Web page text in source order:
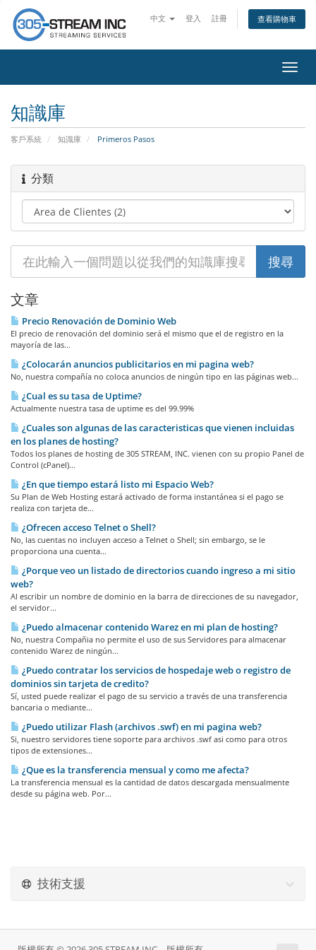
中文 登入 註冊 查看購物車
切
換
知識庫
客戶系統 知識庫 Primeros Pasos
分類
文章
Precio Renovación de Dominio Web
El precio de renovación del dominio será el mismo que el de registro en la
mayoría de las...
¿Colocarán anuncios publicitarios en mi pagina web?
No, nuestra compañía no coloca anuncios de ningún tipo en las páginas web...
¿Cual es su tasa de Uptime?
Actualmente nuestra tasa de uptime es del 99.99%
¿Cuales son algunas de las caracteristicas que vienen incluidas
en los planes de hosting?
Todos los planes de hosting de 305 STREAM, INC. vienen con su propio Panel de
Control (cPanel)...
¿En que tiempo estará listo mi Espacio Web?
Su Plan de Web Hosting estará activado de forma instantánea si el pago se
realiza con tarjeta de...
¿Ofrecen acceso Telnet o Shell?
No, las cuentas no incluyen acceso a Telnet o Shell; sin embargo, se le
proporciona una cuenta...
¿Porque veo un listado de directorios cuando ingreso a mi sitio
web?
Al escribir un nombre de dominio en la barra de direcciones de su navegador,
el servidor...
¿Puedo almacenar contenido Warez en mi plan de hosting?
No, nuestra Compañia no permite el uso de sus Servidores para almacenar
contenido Warez de ningún...
¿Puedo contratar los servicios de hospedaje web o registro de
dominios sin tarjeta de credito?
Sí, usted puede realizar el pago de su servicio a través de una transferencia
bancaria o mediante...
¿Puedo utilizar Flash (archivos .swf) en mi pagina web?
Si, nuestro servidores tiene soporte para archivos .swf asi como para otros
tipos de extensiones...
¿Que es la transferencia mensual y como me afecta?
La transferencia mensual es la cantidad de datos descargada mensualmente
desde su página web. Por...
技術支援